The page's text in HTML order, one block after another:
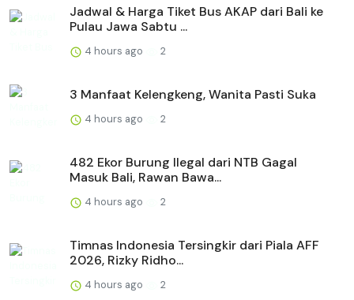
Jadwal & Harga Tiket Bus AKAP dari Bali ke
Pulau Jawa Sabtu ...
4 hours ago 2
3 Manfaat Kelengkeng, Wanita Pasti Suka
4 hours ago 2
482 Ekor Burung Ilegal dari NTB Gagal
Masuk Bali, Rawan Bawa...
4 hours ago 2
Timnas Indonesia Tersingkir dari Piala AFF
2026, Rizky Ridho...
4 hours ago 2